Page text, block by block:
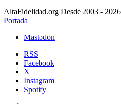
AltaFidelidad.org Desde 2003 - 2026
Portada
Mastodon
RSS
Facebook
X
Instagram
Spotify